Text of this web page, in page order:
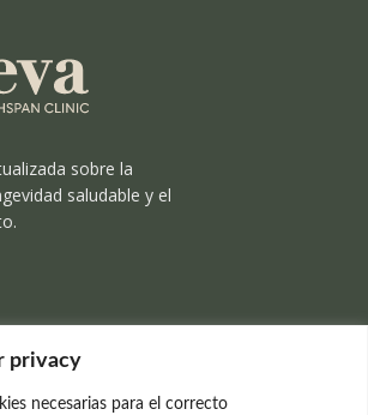
privacy
necesarias para el correcto
sobre la
saludable y el
19 - 1º